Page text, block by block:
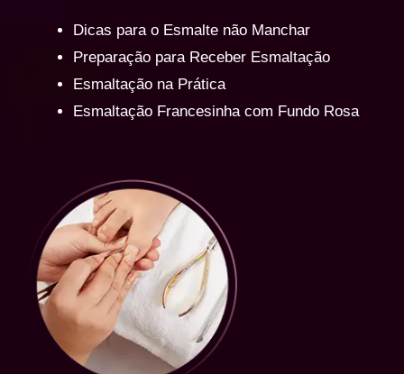
Dicas para o Esmalte não Manchar
Preparação para Receber Esmaltação
Esmaltação na Prática
Esmaltação Francesinha com Fundo Rosa